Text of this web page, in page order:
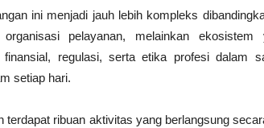
ini menjadi jauh lebih kompleks
pelayanan, melainkan ekosistem
finansial, regulasi, serta etika profesi dalam
setiap hari.
terdapat ribuan aktivitas yang berlangsung